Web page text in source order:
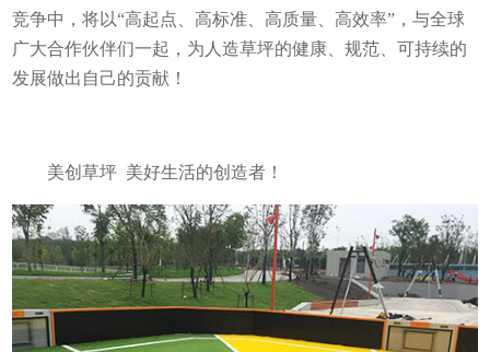
竞争中，将以“高起点、高标准、高质量、高效率”，与全球
广大合作伙伴们一起，为人造草坪的健康、规范、可持续的
发展做出自己的贡献！
美创草坪 美好生活的创造者！